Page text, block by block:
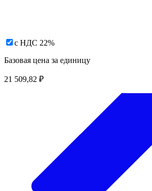
с НДС 22%
Базовая цена за единицу
21 509,82 ₽